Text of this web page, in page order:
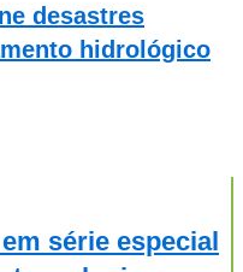
desastres
hidrológico
série especial